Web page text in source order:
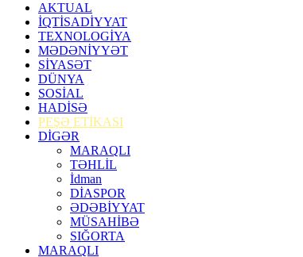
AKTUAL
İQTİSADİYYAT
TEXNOLOGİYA
MƏDƏNİYYƏT
SİYASƏT
DÜNYA
SOSİAL
HADİSƏ
PEŞƏ ETİKASI
DİGƏR
MARAQLI
TƏHLİL
İdman
DİASPOR
ƏDƏBİYYAT
MÜSAHİBƏ
SIĞORTA
MARAQLI